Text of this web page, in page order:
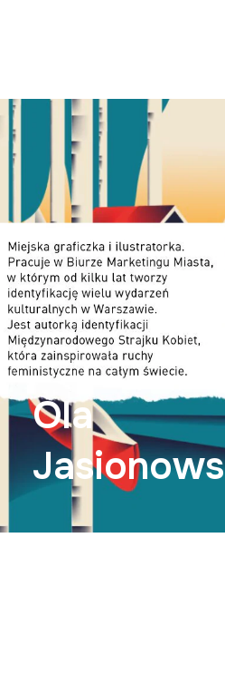
Ola